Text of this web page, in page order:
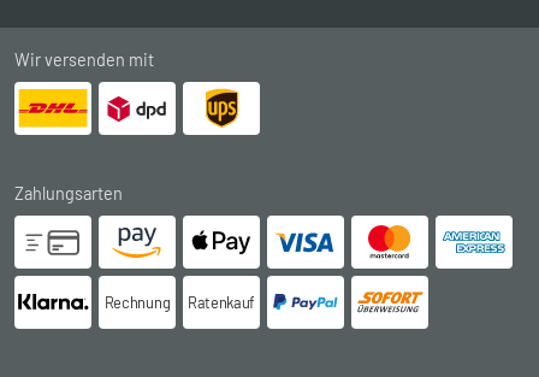
Wir versenden mit
Zahlungsarten
Rechnung Ratenkauf